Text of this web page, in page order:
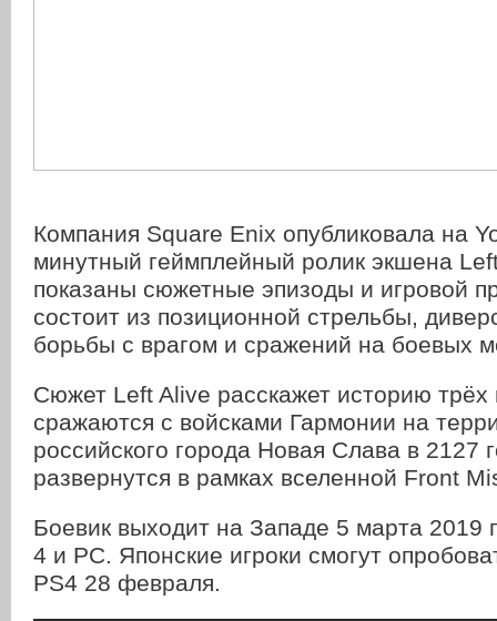
Компания Square Enix опубликовала на
минутный геймплейный ролик экшена
показаны сюжетные эпизоды и игровой
состоит из позиционной стрельбы,
борьбы с врагом и сражений на боевых
Сюжет Left Alive расскажет историю трёх
сражаются с войсками Гармонии на
российского города Новая Слава в 2127
развернутся в рамках вселенной Front
Боевик выходит на Западе 5 марта 2019
4 и PC. Японские игроки смогут
PS4 28 февраля.